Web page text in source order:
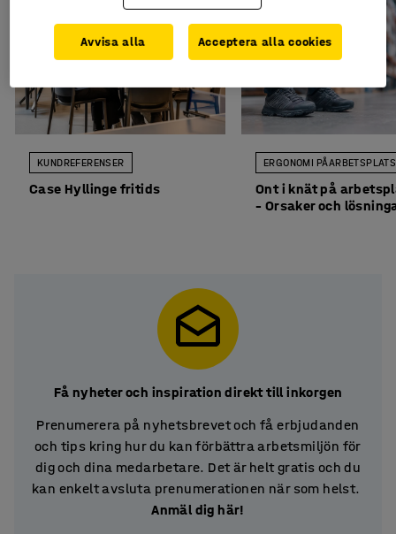
KUNDREFERENSER
Case Hyllinge fritids
ERGONOMI PÅ
Ont i knät på
– Orsaker och
Få nyheter och inspiration direkt till inkorgen
Prenumerera på nyhetsbrevet och få erbjudanden
och tips kring hur du kan förbättra arbetsmiljön för
dig och dina medarbetare. Det är helt gratis och du
kan enkelt avsluta prenumerationen när som helst.
Anmäl dig här!
Avvisa alla Acceptera alla cookies